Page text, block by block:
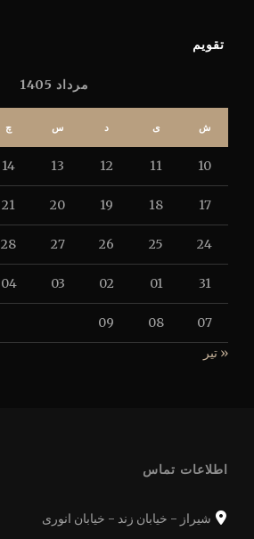
تقویم
مرداد 1405
ش ی د س چ
10
11
12
13
14
17
18
19
20
21
24
25
26
27
28
31
01
02
03
04
07
08
09
« تیر
اطلاعات تماس
شیراز - خیابان زند - خیابان انوری